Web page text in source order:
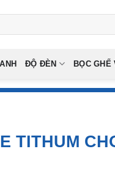
ĐỘ ĐÈN BỌC GHẾ
TITHUM